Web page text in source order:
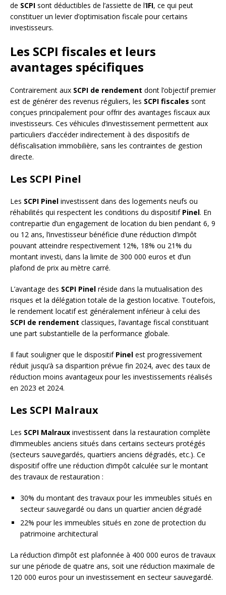
de SCPI sont déductibles de l’assiette de l’IFI, ce qui peut
constituer un levier d’optimisation fiscale pour certains
investisseurs.
Les SCPI fiscales et leurs
avantages spécifiques
Contrairement aux SCPI de rendement dont l’objectif premier
est de générer des revenus réguliers, les SCPI fiscales sont
conçues principalement pour offrir des avantages fiscaux aux
investisseurs. Ces véhicules d’investissement permettent aux
particuliers d’accéder indirectement à des dispositifs de
défiscalisation immobilière, sans les contraintes de gestion
directe.
Les SCPI Pinel
Les SCPI Pinel investissent dans des logements neufs ou
réhabilités qui respectent les conditions du dispositif Pinel. En
contrepartie d’un engagement de location du bien pendant 6, 9
ou 12 ans, l’investisseur bénéficie d’une réduction d’impôt
pouvant atteindre respectivement 12%, 18% ou 21% du
montant investi, dans la limite de 300 000 euros et d’un
plafond de prix au mètre carré.
L’avantage des SCPI Pinel réside dans la mutualisation des
risques et la délégation totale de la gestion locative. Toutefois,
le rendement locatif est généralement inférieur à celui des
SCPI de rendement classiques, l’avantage fiscal constituant
une part substantielle de la performance globale.
Il faut souligner que le dispositif Pinel est progressivement
réduit jusqu’à sa disparition prévue fin 2024, avec des taux de
réduction moins avantageux pour les investissements réalisés
en 2023 et 2024.
Les SCPI Malraux
Les SCPI Malraux investissent dans la restauration complète
d’immeubles anciens situés dans certains secteurs protégés
(secteurs sauvegardés, quartiers anciens dégradés, etc.). Ce
dispositif offre une réduction d’impôt calculée sur le montant
des travaux de restauration :
30% du montant des travaux pour les immeubles situés en
secteur sauvegardé ou dans un quartier ancien dégradé
22% pour les immeubles situés en zone de protection du
patrimoine architectural
La réduction d’impôt est plafonnée à 400 000 euros de travaux
sur une période de quatre ans, soit une réduction maximale de
120 000 euros pour un investissement en secteur sauvegardé.